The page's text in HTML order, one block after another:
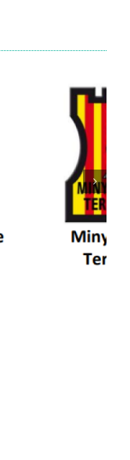
unieixen tradició i
de colla a la Vall
de Boí